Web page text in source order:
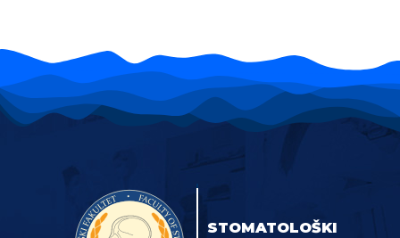
STOMATOLOŠKI